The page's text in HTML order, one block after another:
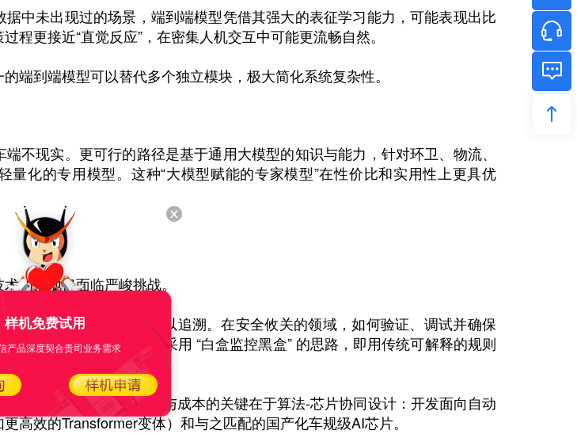
中未出现过的场景，端到端模型凭借其强大的表征学习能力，可能表现出比
程更接近“直觉反应”，在密集人机交互中可能更流畅自然。
端到端模型可以替代多个独立模块，极大简化系统复杂性。
不现实。更可行的路径是基于通用大模型的知识与能力，针对环卫、物流、
量化的专用模型。这种“大模型赋能的专家模型”在性价比和实用性上更具优
的落地仍面临严峻挑战。
“黑箱”，其决策逻辑难以追溯。在安全攸关的领域，如何验证、调试并确保
大障碍。当前业界普遍采用 “白盒监控黑盒” 的思路，即用传统可解释的规则
理性校验与安全兜底。
量计算资源。平衡性能与成本的关键在于算法-芯片协同设计：开发面向自动
高效的Transformer变体）和与之匹配的国产化车规级AI芯片。
样机免费试用
产品深度契合贵司业务需求